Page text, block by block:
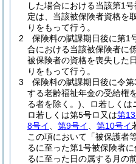
した場合における当該第1
定は、当該被保険者資格を
りをもって行う。
2
保険料の賦課期日後に第1
合における当該被保険者に
被保険者の資格を喪失した
りをもって行う。
3
保険料の賦課期日後に令
する老齢福祉年金の受給権
る者を除く。) 、ロ若しく
ロ若しくは第5号ロ又は第
8号イ
第9号イ 第10号イ
この項において「被保護者
るに至った第1号被保険者
るに至った日の属する月の